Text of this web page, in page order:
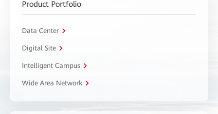
Product Portfolio
Data Center
Digital Site
Intelligent Campus
Wide Area Network